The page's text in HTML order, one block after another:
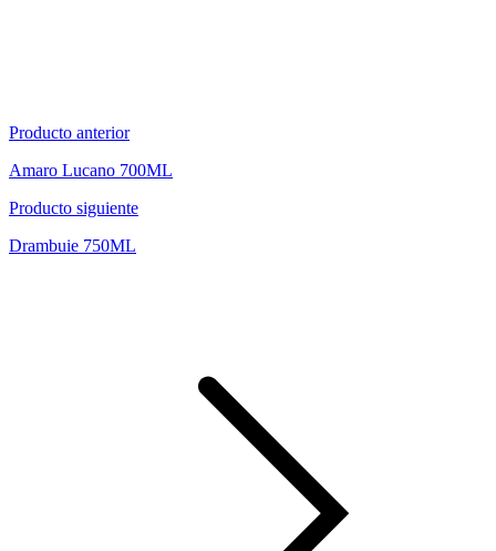
Producto anterior
Amaro Lucano 700ML
Producto siguiente
Drambuie 750ML